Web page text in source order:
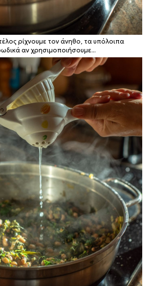
ρίχνουμε τον άνηθο, τα υπόλοιπα
αν χρησιμοποιήσουμε...